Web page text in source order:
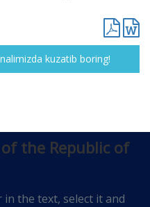
kuzatib boring!
the Republic of
the text, select it and